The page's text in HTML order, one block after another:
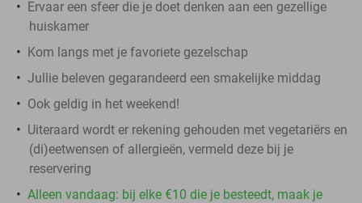
Ervaar een sfeer die je doet denken aan een gezellige
huiskamer
Kom langs met je favoriete gezelschap
Jullie beleven gegarandeerd een smakelijke middag
Ook geldig in het weekend!
Uiteraard wordt er rekening gehouden met vegetariërs en
(di)eetwensen of allergieën, vermeld deze bij je
reservering
Alleen vandaag: bij elke €10 die je besteedt, maak je